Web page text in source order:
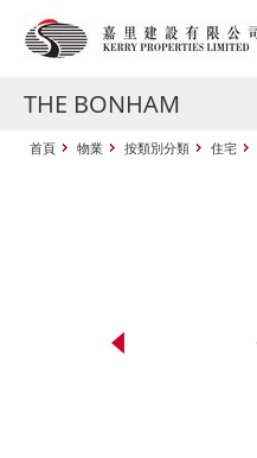
THE BONHAM
首頁 物業 按類別分類 住宅